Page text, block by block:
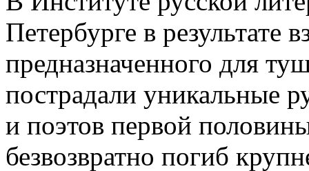
Петербурге в результате
предназначенного для
пострадали уникальные
и поэтов первой
безвозвратно погиб